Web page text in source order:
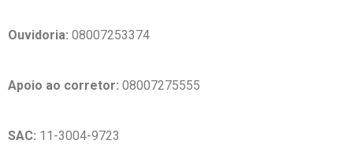
Ouvidoria: 08007253374
Apoio ao corretor: 08007275555
SAC: 11-3004-9723